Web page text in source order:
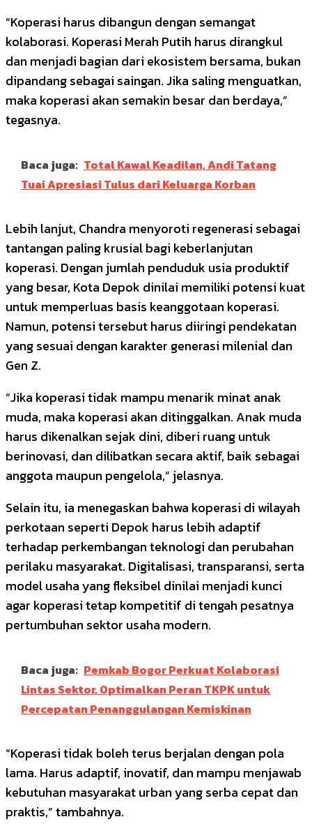
“Koperasi harus dibangun dengan semangat
kolaborasi. Koperasi Merah Putih harus dirangkul
dan menjadi bagian dari ekosistem bersama, bukan
dipandang sebagai saingan. Jika saling menguatkan,
maka koperasi akan semakin besar dan berdaya,”
tegasnya.
Baca juga: Total Kawal Keadilan, Andi Tatang
Tuai Apresiasi Tulus dari Keluarga Korban
Lebih lanjut, Chandra menyoroti regenerasi sebagai
tantangan paling krusial bagi keberlanjutan
koperasi. Dengan jumlah penduduk usia produktif
yang besar, Kota Depok dinilai memiliki potensi kuat
untuk memperluas basis keanggotaan koperasi.
Namun, potensi tersebut harus diiringi pendekatan
yang sesuai dengan karakter generasi milenial dan
Gen Z.
“Jika koperasi tidak mampu menarik minat anak
muda, maka koperasi akan ditinggalkan. Anak muda
harus dikenalkan sejak dini, diberi ruang untuk
berinovasi, dan dilibatkan secara aktif, baik sebagai
anggota maupun pengelola,” jelasnya.
Selain itu, ia menegaskan bahwa koperasi di wilayah
perkotaan seperti Depok harus lebih adaptif
terhadap perkembangan teknologi dan perubahan
perilaku masyarakat. Digitalisasi, transparansi, serta
model usaha yang fleksibel dinilai menjadi kunci
agar koperasi tetap kompetitif di tengah pesatnya
pertumbuhan sektor usaha modern.
Baca juga: Pemkab Bogor Perkuat Kolaborasi
Lintas Sektor, Optimalkan Peran TKPK untuk
Percepatan Penanggulangan Kemiskinan
“Koperasi tidak boleh terus berjalan dengan pola
lama. Harus adaptif, inovatif, dan mampu menjawab
kebutuhan masyarakat urban yang serba cepat dan
praktis,” tambahnya.